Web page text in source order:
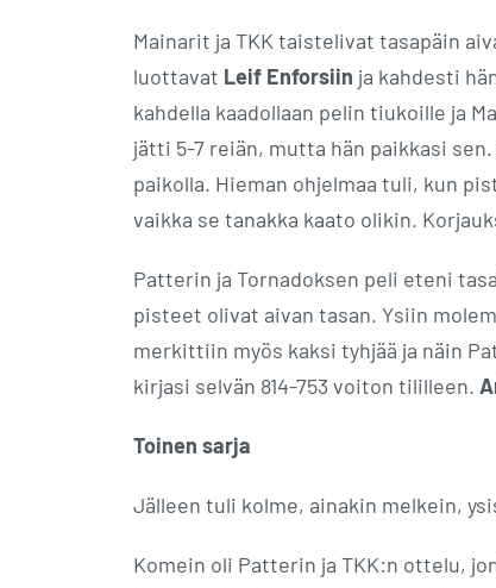
Mainarit ja TKK taistelivat tasapäin
luottavat Leif Enforsiin ja kahdesti
kahdella kaadollaan pelin tiukoille ja
jätti 5-7 reiän, mutta hän paikkasi
paikolla. Hieman ohjelmaa tuli, kun
vaikka se tanakka kaato olikin.
Patterin ja Tornadoksen peli eteni
pisteet olivat aivan tasan. Ysiin
merkittiin myös kaksi tyhjää ja näin
kirjasi selvän 814-753 voiton tililleen.
Toinen sarja
Jälleen tuli kolme, ainakin melkein,
Komein oli Patterin ja TKK:n ottelu,